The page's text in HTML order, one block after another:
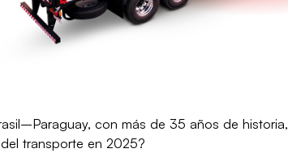
con más de 35 años de historia,
transporte en 2025?